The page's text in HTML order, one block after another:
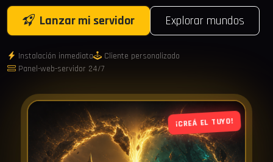
Lanzar mi servidor Explorar mundos
Instalación inmediata
Cliente personalizado
Panel-web-servidor 24/7
¡CREÁ EL TUYO!